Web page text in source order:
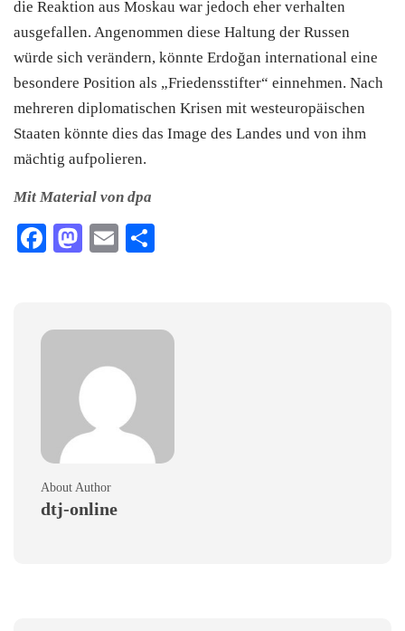
die Reaktion aus Moskau war jedoch eher verhalten
ausgefallen. Angenommen diese Haltung der Russen
würde sich verändern, könnte Erdoğan international eine
besondere Position als „Friedensstifter“ einnehmen. Nach
mehreren diplomatischen Krisen mit westeuropäischen
Staaten könnte dies das Image des Landes und von ihm
mächtig aufpolieren.
Mit Material von dpa
Facebook
Mastodon
Email
About Author
dtj-online